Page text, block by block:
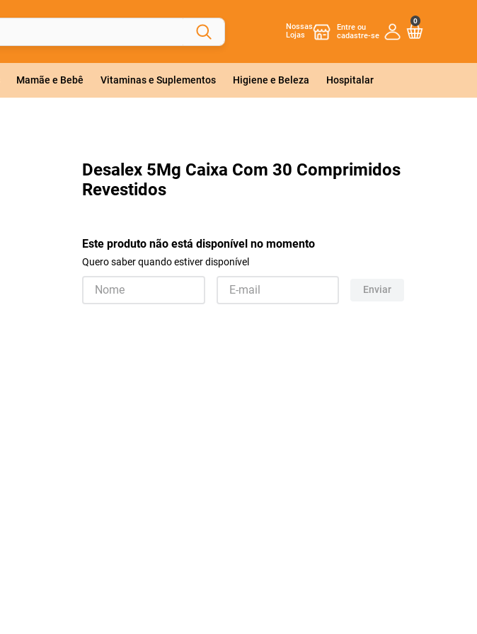
Nossas
Lojas
0
Mamãe e Bebê Vitaminas e Suplementos Higiene e Beleza Hospitalar
Desalex 5Mg Caixa Com 30 Comprimidos
Revestidos
Este produto não está disponível no momento
Quero saber quando estiver disponível
Enviar